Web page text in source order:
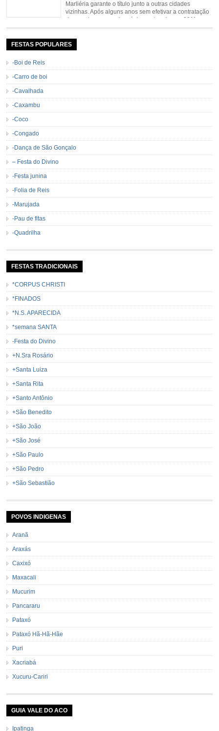
Marliéria garante o título junto a outras cidades
vizinhas. Após alguns anos sem efetivar a contratação
de grandes nomes da música sertaneja, em 2011 a
Cavalgada de Marliéria voltou, e não deixou dúvidas de que sua tradição
de […]
FESTAS POPULARES
-Boi de Reis
-Carro de boi
-Cavalhada
-Caxambu
-Coco
-Congado
-Dança de São Gonçalo
– Festa do Divino
-Festa junina
-Folia de Reis
-Marujada
-Pau de fitas
-Quadrilha
FESTAS TRADICIONAIS
*CORPUS CHRISTI
*FINADOS
*N.S. APARECIDA
*semana SANTA
-Festa do Divino
+N.Sra Rosário
+Santa Luiza
+Santa Rita
+Santo Antônio
+São Benedito
+São João
+São José
+São Paulo
+São Pedro
+São Sebastião
POVOS INDIGENAS
Aranã
Araxás
Caxixó
Maxacali
Mucurim
Pancararu
Pataxó
Pataxó Hã-Hã-Hãe
Puri
Xacriabá
Xucuru-Cariri
GUIA VALE DO ACO
Ipatinga